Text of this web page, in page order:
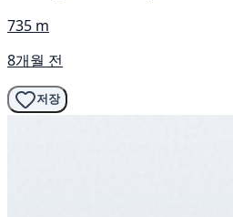
735 m
8개월 전
저장